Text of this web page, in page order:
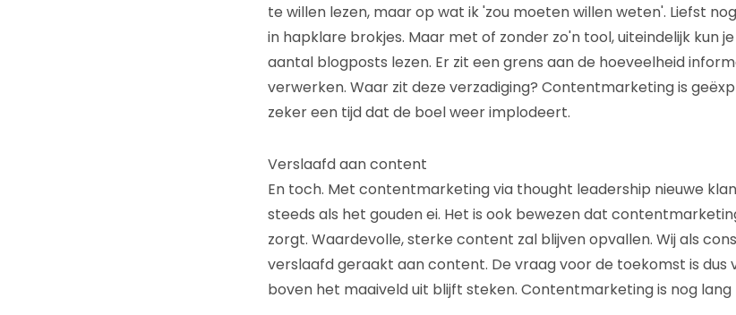
te willen lezen, maar op wat ik 'zou moeten willen weten'. Liefst
in hapklare brokjes. Maar met of zonder zo'n tool, uiteindelijk kun
aantal blogposts lezen. Er zit een grens aan de hoeveelheid
verwerken. Waar zit deze verzadiging? Contentmarketing is
zeker een tijd dat de boel weer implodeert.
Verslaafd aan content
En toch. Met contentmarketing via thought leadership nieuwe
steeds als het gouden ei. Het is ook bewezen dat
zorgt. Waardevolle, sterke content zal blijven opvallen. Wij als
verslaafd geraakt aan content. De vraag voor de toekomst is dus
boven het maaiveld uit blijft steken. Contentmarketing is nog lang